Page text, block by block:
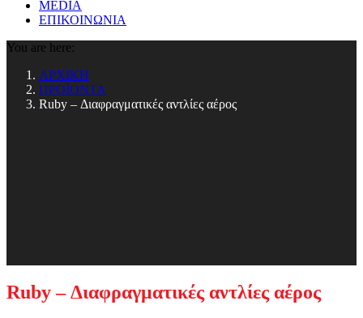
MEDIA
ΕΠΙΚΟΙΝΩΝΙΑ
You are here:
ΑΡΧΙΚΗ
ΠΡΟΪΟΝΤΑ
Ruby – Διαφραγματικές αντλίες αέρος
Ruby – Διαφραγματικές αντλίες αέρος